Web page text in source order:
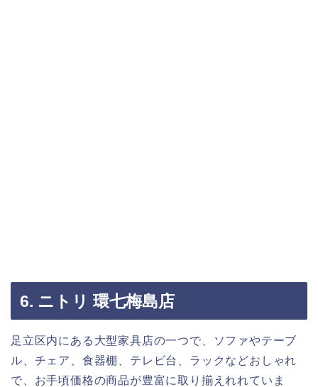
6. ニトリ 環七梅島店
足立区内にある大型家具店の一つで、ソファやテーブ
ル、チェア、食器棚、テレビ台、ラックなどおしゃれ
で、お手頃価格の商品が豊富に取り揃えれれていま